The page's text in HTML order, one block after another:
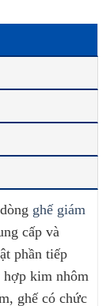
ghế giám
cấp và
phần tiếp
hợp kim nhôm
ghế có chức